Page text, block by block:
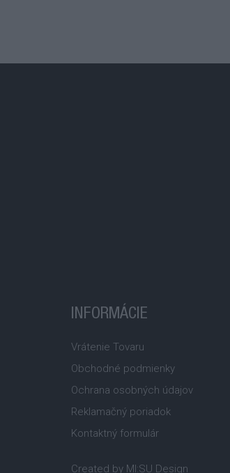
INFORMÁCIE
Vrátenie Tovaru
Obchodné podmienky
Ochrana osobných údajov
Reklamačný poriadok
Kontaktný formulár
Created by MI:SU Design